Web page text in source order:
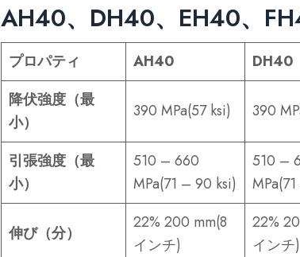
AH40、DH40、EH40、
プロパティ AH40 DH40
降伏強度（最
小）
390 MPa(57 ksi) 390
引張強度（最
小）
510 – 660
MPa(71 – 90 ksi)
510 –
伸び（分）
22% 200 mm(8
インチ)
22%
インチ)